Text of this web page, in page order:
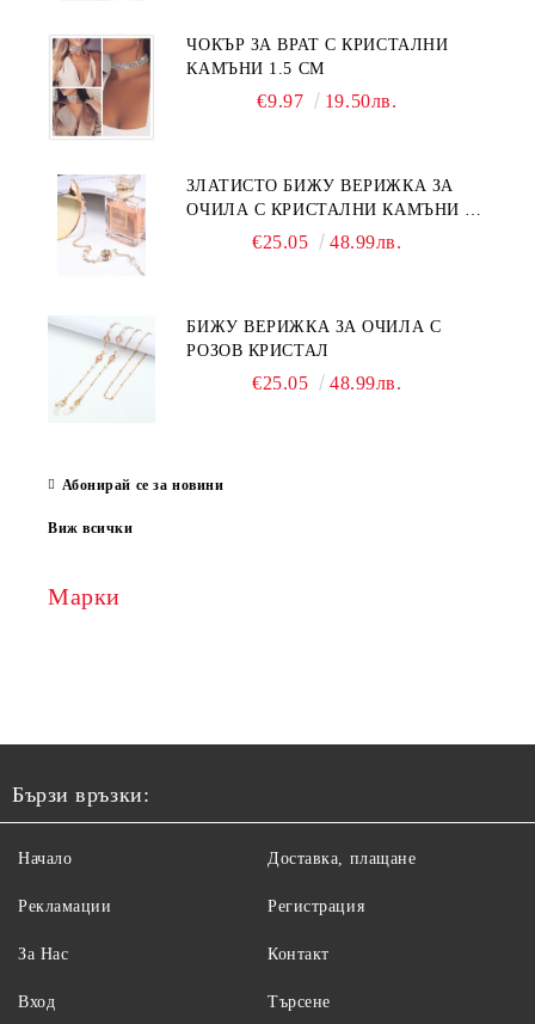
ЧОКЪР ЗА ВРАТ С КРИСТАЛНИ
КАМЪНИ 1.5 СМ
€9.97 19.50лв.
ЗЛАТИСТО БИЖУ ВЕРИЖКА ЗА
ОЧИЛА С КРИСТАЛНИ КАМЪНИ И
€25.05 48.99лв.
БИЖУ ВЕРИЖКА ЗА ОЧИЛА С
РОЗОВ КРИСТАЛ
€25.05 48.99лв.
Абонирай се за новини
Виж всички
Марки
Бързи връзки:
Начало
Рекламации
За Нас
Вход
Доставка, плащане
Регистрация
Контакт
Търсене